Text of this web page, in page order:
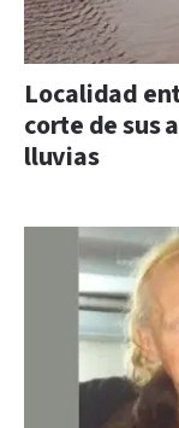
Localidad
corte de sus
lluvias